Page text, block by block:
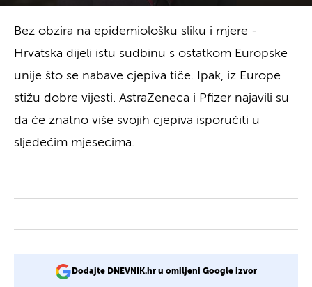
Bez obzira na epidemiološku sliku i mjere -
Hrvatska dijeli istu sudbinu s ostatkom Europske
unije što se nabave cjepiva tiče. Ipak, iz Europe
stižu dobre vijesti. AstraZeneca i Pfizer najavili su
da će znatno više svojih cjepiva isporučiti u
sljedećim mjesecima.
Dodajte DNEVNIK.hr u omiljeni Google izvor